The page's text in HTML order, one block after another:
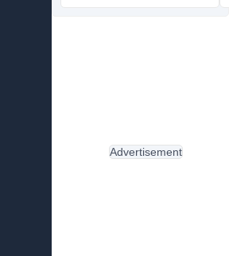
Advertisement